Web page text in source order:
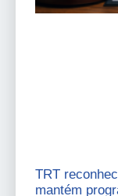
TRT
mantém